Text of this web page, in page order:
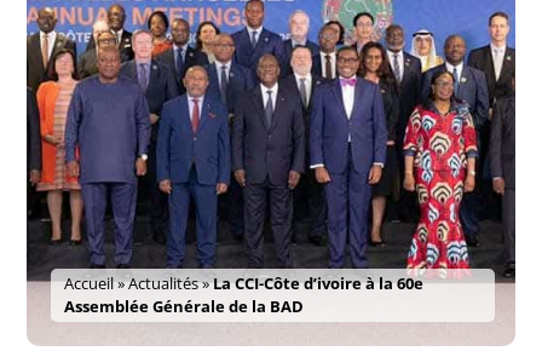
Accueil»Actualités»La CCI-Côte d’ivoire à la 60e
Assemblée Générale de la BAD